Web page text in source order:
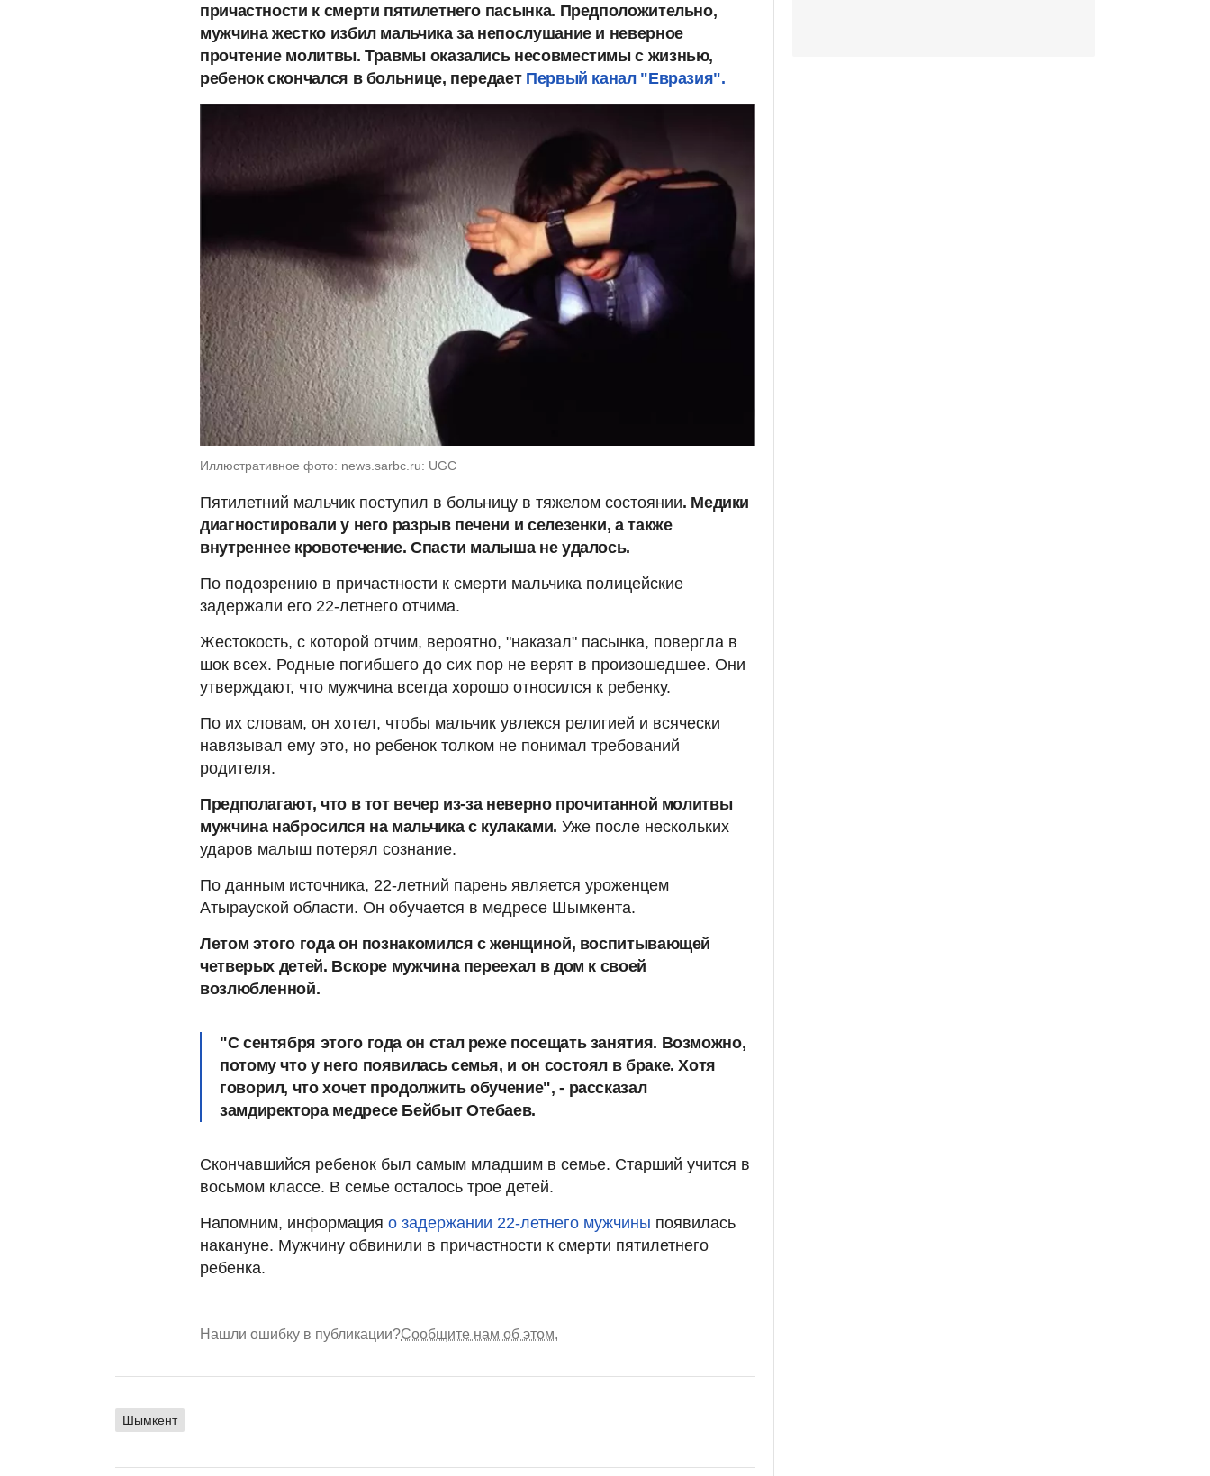
причастности к смерти пятилетнего пасынка. Предположительно,
мужчина жестко избил мальчика за непослушание и неверное
прочтение молитвы. Травмы оказались несовместимы с жизнью,
ребенок скончался в больнице, передаетПервый канал "Евразия".
Иллюстративное фото: news.sarbc.ru: UGC
Пятилетний мальчик поступил в больницу в тяжелом состоянии. Медики
диагностировали у него разрыв печени и селезенки, а также
внутреннее кровотечение. Спасти малыша не удалось.
По подозрению в причастности к смерти мальчика полицейские
задержали его 22-летнего отчима.
Жестокость, с которой отчим, вероятно, "наказал" пасынка, повергла в
шок всех. Родные погибшего до сих пор не верят в произошедшее. Они
утверждают, что мужчина всегда хорошо относился к ребенку.
По их словам, он хотел, чтобы мальчик увлекся религией и всячески
навязывал ему это, но ребенок толком не понимал требований
родителя.
Предполагают, что в тот вечер из-за неверно прочитанной молитвы
мужчина набросился на мальчика с кулаками. Уже после нескольких
ударов малыш потерял сознание.
По данным источника, 22-летний парень является уроженцем
Атырауской области. Он обучается в медресе Шымкента.
Летом этого года он познакомился с женщиной, воспитывающей
четверых детей. Вскоре мужчина переехал в дом к своей
возлюбленной.
"С сентября этого года он стал реже посещать занятия. Возможно,
потому что у него появилась семья, и он состоял в браке. Хотя
говорил, что хочет продолжить обучение", - рассказал
замдиректора медресе Бейбыт Отебаев.
Скончавшийся ребенок был самым младшим в семье. Старший учится в
восьмом классе. В семье осталось трое детей.
Напомним, информация о задержании 22-летнего мужчины появилась
накануне. Мужчину обвинили в причастности к смерти пятилетнего
ребенка.
Нашли ошибку в публикации?Сообщите нам об этом.
Шымкент